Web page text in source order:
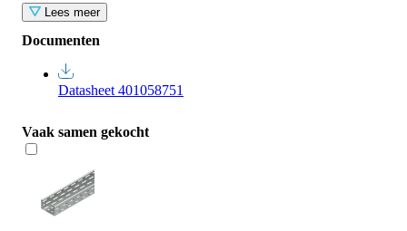
Lees meer
Documenten
Datasheet 401058751
Vaak samen gekocht